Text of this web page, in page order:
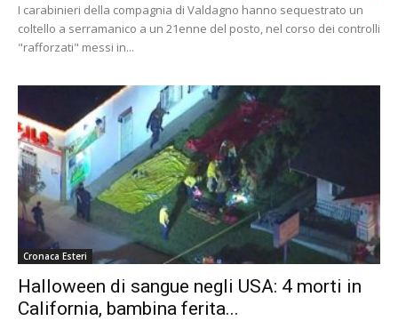
I carabinieri della compagnia di Valdagno hanno sequestrato un
coltello a serramanico a un 21enne del posto, nel corso dei controlli
"rafforzati" messi in...
Cronaca Esteri
Halloween di sangue negli USA: 4 morti in
California, bambina ferita...